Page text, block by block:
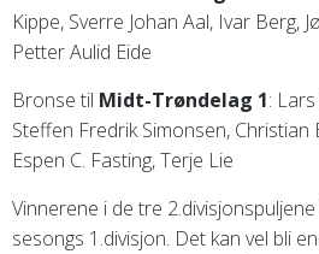
Kippe, Sverre Johan Aal, Ivar Berg,
Petter Aulid Eide
Bronse til Midt-Trøndelag 1:
Steffen Fredrik Simonsen, Christian
Espen C. Fasting, Terje Lie
Vinnerene i de tre
sesongs 1.divisjon. Det kan vel bli